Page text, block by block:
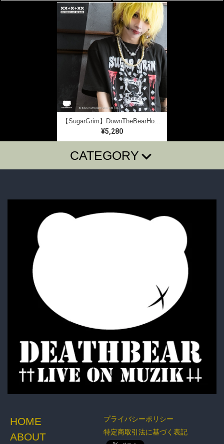
【SugarGrim】DownTheBearHole ｜ キュート,ファンシーTシャツ / ゴシック / 熊ベア
¥5,280
CATEGORY
T-SHIRTS LONG SLEEVE T
ACCESSORY
HOME
ABOUT
プライバシーポリシー
特定商取引法に基づく表記